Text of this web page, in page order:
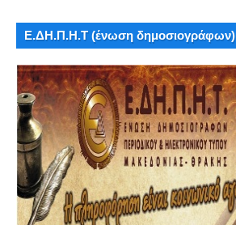
Ε.ΔΗ.Π.Η.Τ (ένωση δημοσιογράφων)